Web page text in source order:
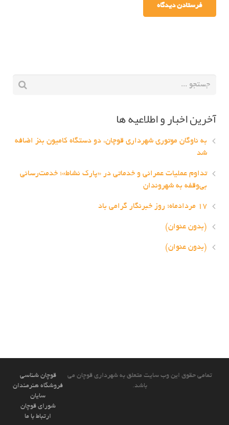
آخرین اخبار و اطلاعیه ها
به ناوگان موتوری شهرداری قوچان، دو دستگاه کامیون بنز اضافه
شد
تداوم عملیات عمرانی و خدماتی در «پارک نشاط»؛ خدمت‌رسانی
بی‌وقفه به شهروندان
۱۷ مردادماه؛ روز خبرنگار گرامی باد
(بدون عنوان)
(بدون عنوان)
قوچان شناسی
فروشگاه هنرمندان
سایان
شورای قوچان
ارتباط با ما
تمامی حقوق این وب سایت متعلق به شهرداری قوچان می
باشد.